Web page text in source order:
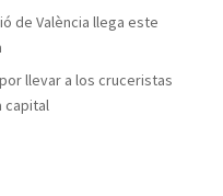
de València llega este
llevar a los cruceristas
capital